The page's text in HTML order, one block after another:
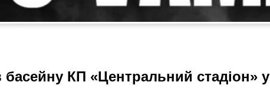
басейну КП «Центральний стадіон» у